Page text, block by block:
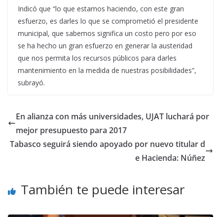
Indicó que “lo que estamos haciendo, con este gran
esfuerzo, es darles lo que se comprometió el presidente
municipal, que sabemos significa un costo pero por eso
se ha hecho un gran esfuerzo en generar la austeridad
que nos permita los recursos públicos para darles
mantenimiento en la medida de nuestras posibilidades”,
subrayó.
En alianza con más universidades, UJAT luchará por
mejor presupuesto para 2017
Tabasco seguirá siendo apoyado por nuevo titular d
e Hacienda: Núñez
También te puede interesar